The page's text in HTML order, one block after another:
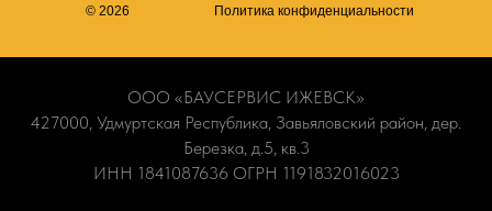
© 2026 Политика конфиденциальности
ООО «БАУСЕРВИС ИЖЕВСК»
427000, Удмуртская Республика, Завьяловский район, дер.
Березка, д.5, кв.3
ИНН 1841087636 ОГРН 1191832016023